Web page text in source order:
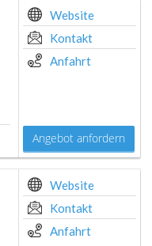
Website
Kontakt
Anfahrt
Angebot anfordern
Website
Kontakt
Anfahrt